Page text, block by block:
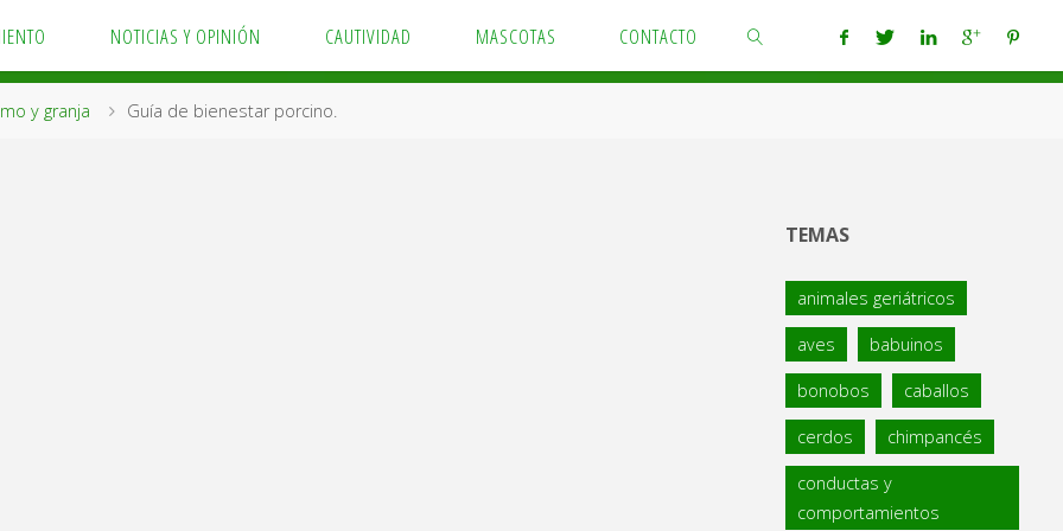
NOTICIAS Y OPINIÓN CAUTIVIDAD MASCOTAS CONTACTO
y granja Guía de bienestar porcino.
TEMAS
animales geriátricos
aves babuinos
bonobos caballos
cerdos chimpancés
conductas y
comportamientos